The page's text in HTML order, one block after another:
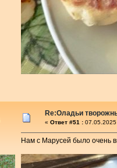
Re:Оладьи
« Ответ #51 :
Нам с Марусей было очень